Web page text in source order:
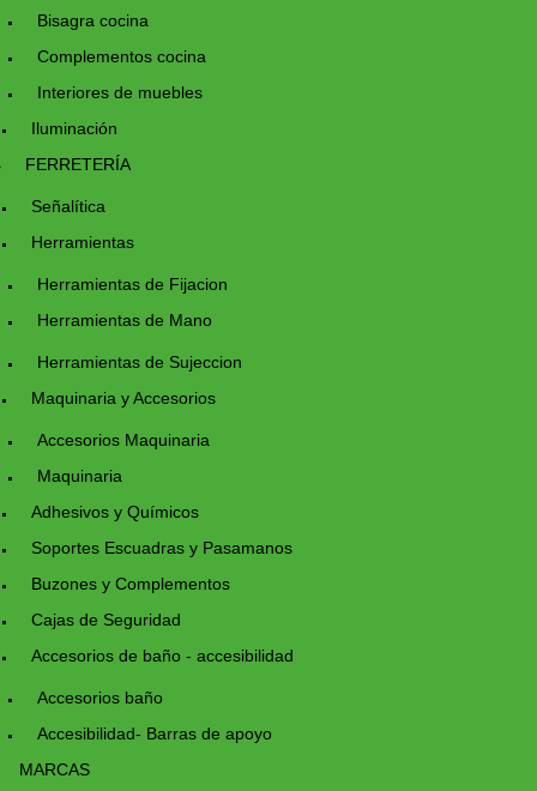
Bisagra cocina
Complementos cocina
Interiores de muebles
Iluminación
FERRETERÍA
Señalítica
Herramientas
Herramientas de Fijacion
Herramientas de Mano
Herramientas de Sujeccion
Maquinaria y Accesorios
Accesorios Maquinaria
Maquinaria
Adhesivos y Químicos
Soportes Escuadras y Pasamanos
Buzones y Complementos
Cajas de Seguridad
Accesorios de baño - accesibilidad
Accesorios baño
Accesibilidad- Barras de apoyo
MARCAS